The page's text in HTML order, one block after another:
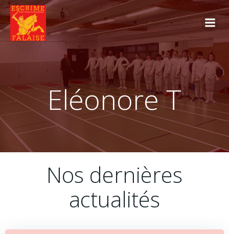
Aller
au
contenu
Eléonore T
Nos dernières
actualités